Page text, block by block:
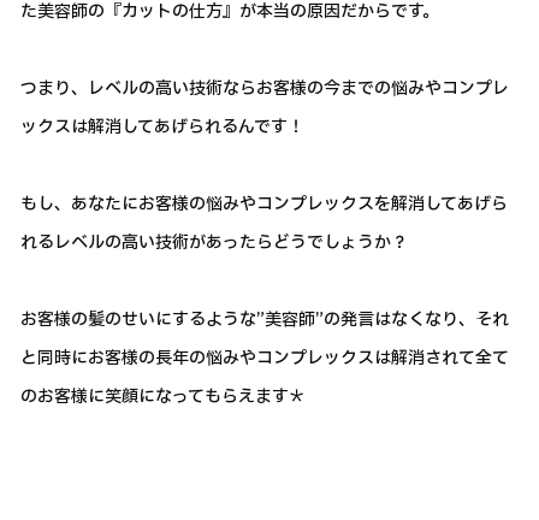
た美容師の『カットの仕方』が本当の原因だからです。
つまり、レベルの高い技術ならお客様の今までの悩みやコンプレ
ックスは解消してあげられるんです！
もし、あなたにお客様の悩みやコンプレックスを解消してあげら
れるレベルの高い技術があったらどうでしょうか？
お客様の髪のせいにするような”美容師”の発言はなくなり、それ
と同時にお客様の長年の悩みやコンプレックスは解消されて全て
のお客様に笑顔になってもらえます＊